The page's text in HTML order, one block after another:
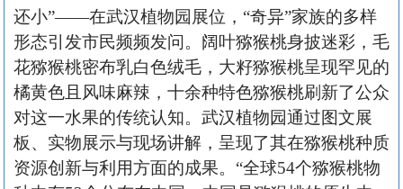
还小”——在武汉植物园展位，“奇异”家族的多样
形态引发市民频频发问。阔叶猕猴桃身披迷彩，毛
花猕猴桃密布乳白色绒毛，大籽猕猴桃呈现罕见的
橘黄色且风味麻辣，十余种特色猕猴桃刷新了公众
对这一水果的传统认知。武汉植物园通过图文展
板、实物展示与现场讲解，呈现了其在猕猴桃种质
资源创新与利用方面的成果。“全球54个猕猴桃物